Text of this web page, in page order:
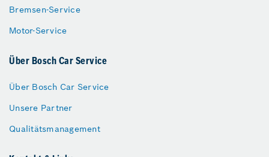
Bremsen-Service
Motor-Service
Über Bosch Car Service
Über Bosch Car Service
Unsere Partner
Qualitätsmanagement